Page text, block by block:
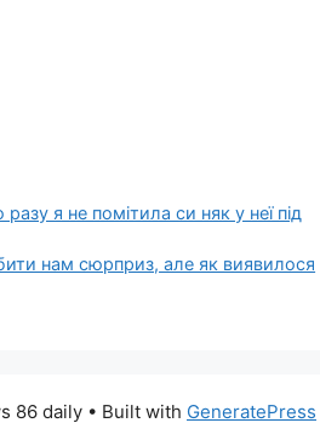
я не помітила си няк у неї під
нам сюрприз, але як виявилося
86 daily • Built with GeneratePress